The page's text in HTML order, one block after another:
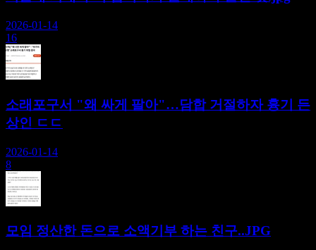
2026-01-14
16
소래포구서 "왜 싸게 팔아"…담합 거절하자 흉기 든
상인 ㄷㄷ
2026-01-14
8
모임 정산한 돈으로 소액기부 하는 친구..JPG